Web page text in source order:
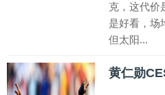
克，这代价
是好看，场
但太阳...